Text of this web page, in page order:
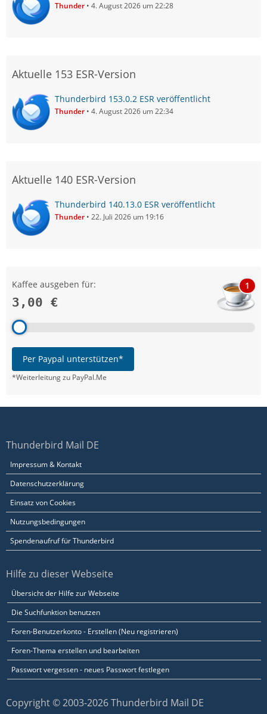
Thunder 4. August 2026 um 22:28
Aktuelle 153 ESR-Version
Thunderbird 153.0.2 ESR veröffentlicht
Thunder 4. August 2026 um 22:34
Aktuelle 140 ESR-Version
Thunderbird 140.13.0 ESR veröffentlicht
Thunder 22. Juli 2026 um 19:16
Kaffee ausgeben für:
3,00 €
1
Per Paypal unterstützen*
*Weiterleitung zu PayPal.Me
Thunderbird Mail DE
Impressum & Kontakt
Datenschutzerklärung
Einsatz von Cookies
Nutzungsbedingungen
Spendenaufruf für Thunderbird
Hilfe zu dieser Webseite
Übersicht der Hilfe zur Webseite
Die Suchfunktion benutzen
Foren-Benutzerkonto - Erstellen (Neu registrieren)
Foren-Thema erstellen und bearbeiten
Passwort vergessen - neues Passwort festlegen
Copyright © 2003-2026 Thunderbird Mail DE